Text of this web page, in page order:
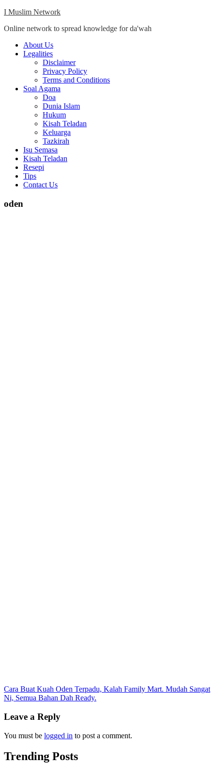
Skip
content
I Muslim Network
Online network to spread knowledge for da'wah
Close
Menu
About Us
Legalities
Disclaimer
Privacy Policy
Terms and Conditions
Soal Agama
Doa
Dunia Islam
Hukum
Kisah Teladan
Keluarga
Tazkirah
Isu Semasa
Kisah Teladan
Resepi
Tips
Contact Us
oden
Post
navigation
Cara Buat Kuah Oden Terpadu, Kalah Family Mart. Mudah Sangat
Ni, Semua Bahan Dah Ready.
Leave a Reply
You must be logged in to post a comment.
Trending Posts